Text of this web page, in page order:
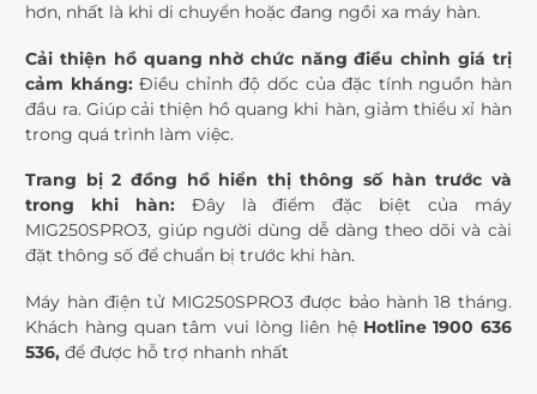
hơn, nhất là khi di chuyển hoặc đang ngồi xa máy hàn.
Cải thiện hồ quang nhờ chức năng điều chỉnh giá trị
cảm kháng: Điều chỉnh độ dốc của đặc tính nguồn hàn
đầu ra. Giúp cải thiện hồ quang khi hàn, giảm thiểu xỉ hàn
trong quá trình làm việc.
Trang bị 2 đồng hồ hiển thị thông số hàn trước và
trong khi hàn: Đây là điểm đặc biệt của máy
MIG250SPRO3, giúp người dùng dễ dàng theo dõi và cài
đặt thông số để chuẩn bị trước khi hàn.
Máy hàn điện tử MIG250SPRO3 được bảo hành 18 tháng.
Khách hàng quan tâm vui lòng liên hệ Hotline 1900 636
536, để được hỗ trợ nhanh nhất